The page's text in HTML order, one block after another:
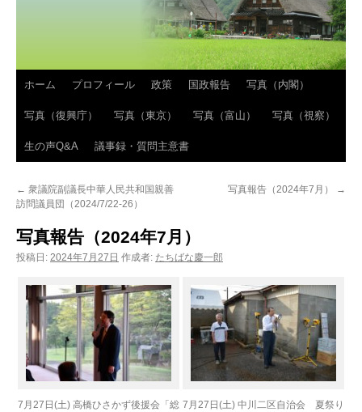
コ
ン
テ
ツ
へ
キ
ッ
プ
ホーム プロフィール 政策 国政報告 写真（内閣）
写真（復興庁） 写真（東京） 写真（富山） 写真（視察）
生の声Q&A 議事録・質問主意書
← 衆議院副議長中華人民共和国親善
訪問議員団（2024/7/22-26）
写真報告（2024年7月） →
写真報告（2024年7月）
投稿日: 2024年7月27日 作成者: たちばな慶一郎
7月27日(土) 高橋ひさかず後援会「総 7月27日(土) 中川二区自治会 夏祭り